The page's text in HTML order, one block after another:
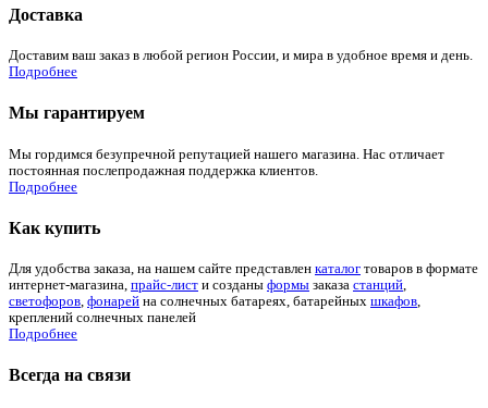
Доставка
Доставим ваш заказ в любой регион России, и мира в удобное время и день.
Подробнее
Мы гарантируем
Мы гордимся безупречной репутацией нашего магазина. Нас отличает
постоянная послепродажная поддержка клиентов.
Подробнее
Как купить
Для удобства заказа, на нашем сайте представлен каталог товаров в формате
интернет-магазина, прайс-лист и созданы формы заказа станций,
светофоров, фонарей на солнечных батареях, батарейных шкафов,
креплений солнечных панелей
Подробнее
Всегда на связи